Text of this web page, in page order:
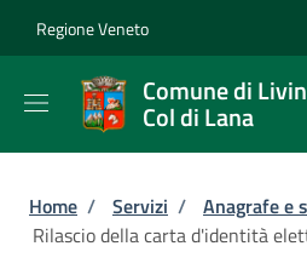
Regione Veneto
Comune di
Col di Lana
Briciole di pane
Home / Servizi / Anagrafe e
Rilascio della carta d'identità